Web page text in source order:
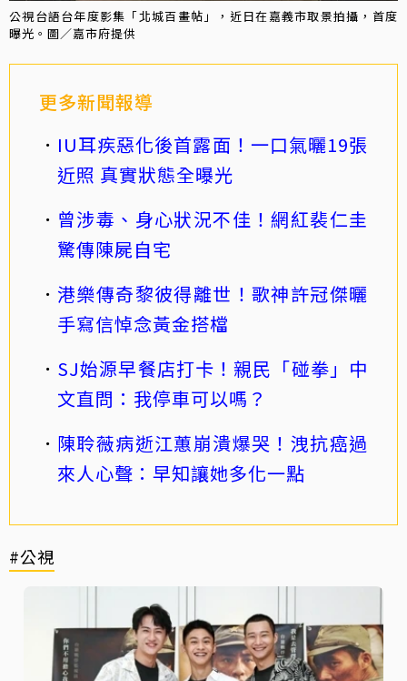
公視台語台年度影集「北城百畫帖」，近日在嘉義市取景拍攝，首度
曝光。圖／嘉市府提供
更多新聞報導
IU耳疾惡化後首露面！一口氣曬19張
近照 真實狀態全曝光
曾涉毒、身心狀況不佳！網紅裴仁圭
驚傳陳屍自宅
港樂傳奇黎彼得離世！歌神許冠傑曬
手寫信悼念黃金搭檔
SJ始源早餐店打卡！親民「碰拳」中
文直問：我停車可以嗎？
陳聆薇病逝江蕙崩潰爆哭！洩抗癌過
來人心聲：早知讓她多化一點
#公視